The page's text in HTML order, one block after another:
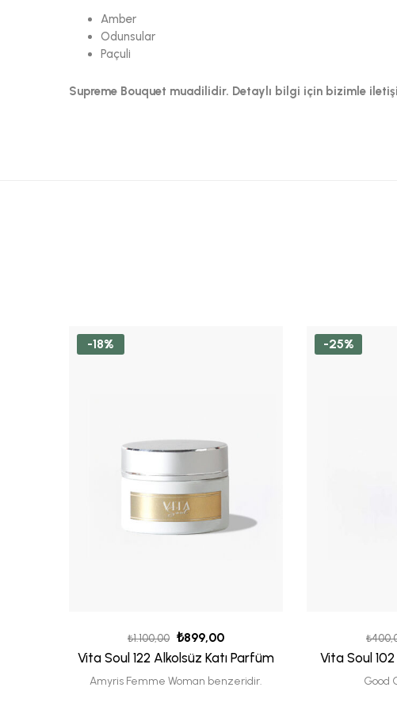
Amber
Odunsular
Paçuli
Supreme Bouquet muadilidir. Detaylı bilgi için bizimle
-18%
₺1.100,00 ₺899,00
Vita Soul 122 Alkolsüz Katı Parfüm
Amyris Femme Woman benzeridir.
-25%
₺
Vita Soul
Good